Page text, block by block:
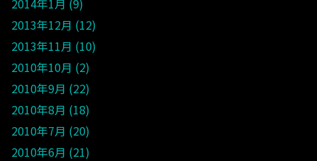
2013年12月 12
2013年11月 10
2010年10月 2
2010年9月 22
2010年8月 18
2010年7月 20
2010年6月 21